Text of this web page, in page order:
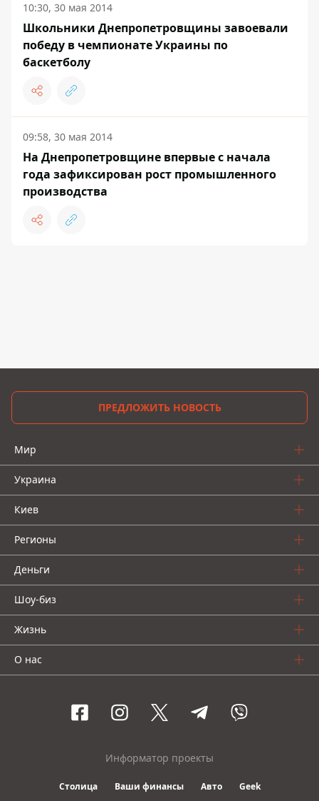
10:30, 30 мая 2014
Школьники Днепропетровщины завоевали
победу в чемпионате Украины по
баскетболу
09:58, 30 мая 2014
На Днепропетровщине впервые с начала
года зафиксирован рост промышленного
производства
ПРЕДЛОЖИТЬ НОВОСТЬ
Мир
Украина
Киев
Регионы
Деньги
Шоу-биз
Жизнь
О нас
Информатор проекты
Столица Ваши финансы Авто Geek